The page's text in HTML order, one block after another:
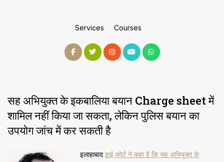
Services Courses
सह अभियुक्त के इकबालिया बयान Charge sheet में
शामिल नहीं किया जा सकता, लेकिन पुलिस बयान का
उपयोग जांच में कर सकती है
इलाहाबाद हाई कोर्ट ने कहा है कि सह अभियुक्त के